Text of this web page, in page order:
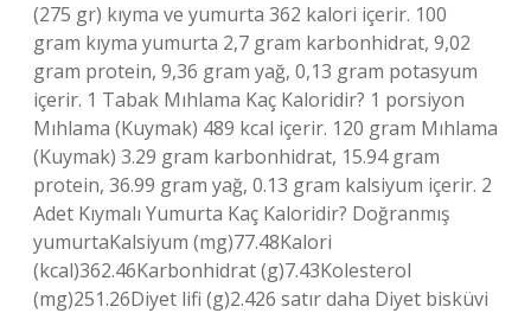
(275 gr) kıyma ve yumurta 362 kalori içerir. 100
gram kıyma yumurta 2,7 gram karbonhidrat, 9,02
gram protein, 9,36 gram yağ, 0,13 gram potasyum
içerir. 1 Tabak Mıhlama Kaç Kaloridir? 1 porsiyon
Mıhlama (Kuymak) 489 kcal içerir. 120 gram Mıhlama
(Kuymak) 3.29 gram karbonhidrat, 15.94 gram
protein, 36.99 gram yağ, 0.13 gram kalsiyum içerir. 2
Adet Kıymalı Yumurta Kaç Kaloridir? Doğranmış
yumurtaKalsiyum (mg)77.48Kalori
(kcal)362.46Karbonhidrat (g)7.43Kolesterol
(mg)251.26Diyet lifi (g)2.426 satır daha Diyet bisküvi